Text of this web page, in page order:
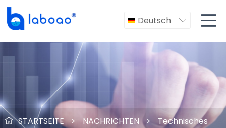
Deutsch  
 STARTSEITE > NACHRICHTEN >
Technisches